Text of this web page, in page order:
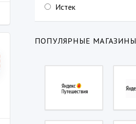
Истек
ПОПУЛЯРНЫЕ МАГАЗИНЫ